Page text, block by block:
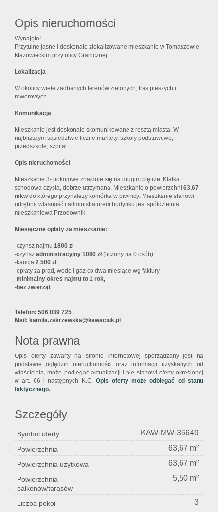
Opis nieruchomości
Wynajęte!
Przytulne jasne i doskonale zlokalizowane mieszkanie w Tomaszowie
Mazowieckim przy ulicy Granicznej
Lokalizacja
W okolicy wiele zadbanych terenów zielonych, tras pieszych i
rowerowych.
Komunikacja
Mieszkanie jest doskonale skomunikowane z resztą miasta. W
najbliższym sąsiedztwie liczne markety, szkoły podstawowe,
przedszkole, szpital.
Opis nieruchomości
Mieszkanie 3- pokojowe znajduje się na drugim piętrze. Klatka
schodowa czysta, dobrze utrzymana. Mieszkanie o powierzchni 63,67
mkwdo którego przynależy komórka w piwnicy. Mieszkanie stanowi
odrębna własność i administratorem budynku jest spółdzielnia
mieszkaniowa Przodownik.
Miesięczne opłaty za mieszkanie:
-czynsz najmu 1800 zł
-czynsz administracyjny 1080 zł(liczony na 0 osób)
-kaucja 2 500 zł
-opłaty za prąd, wodę i gaz co dwa miesiące wg faktury
-minimalny okres najmu to 1 rok,
-bez zwierząt
Telefon: 506 039 725
Mail: kamila.zakrzewska@kawaciuk.pl
Nota prawna
Opis oferty zawarty na stronie internetowej sporządzany jest na
podstawie oględzin nieruchomości oraz informacji uzyskanych od
właściciela, może podlegać aktualizacji i nie stanowi oferty określonej
w art. 66 i następnych K.C.Opis oferty może odbiegać od stanu
faktycznego.
Szczegóły
Symbol oferty KAW-MW-36649
Powierzchnia 63,67 m²
Powierzchnia użytkowa 63,67 m²
Powierzchnia
balkonów/tarasów
5,50 m²
Liczba pokoi 3